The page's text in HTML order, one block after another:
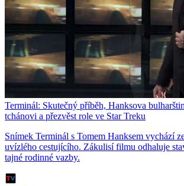
Terminál: Skutečný příběh, Hanksova
tchánovi a přezvěst role ve Star Treku
Snímek Terminál s Tomem Hanksem vychází
uvízlého cestujícího. Zákulisí filmu odhaluje
tajné rodinné vazby.